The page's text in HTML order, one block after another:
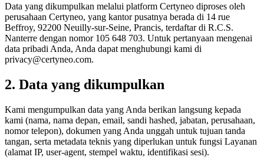
Data yang dikumpulkan melalui platform Certyneo diproses oleh
perusahaan Certyneo, yang kantor pusatnya berada di 14 rue
Beffroy, 92200 Neuilly-sur-Seine, Prancis, terdaftar di R.C.S.
Nanterre dengan nomor 105 648 703. Untuk pertanyaan mengenai
data pribadi Anda, Anda dapat menghubungi kami di
privacy@certyneo.com.
2. Data yang dikumpulkan
Kami mengumpulkan data yang Anda berikan langsung kepada
kami (nama, nama depan, email, sandi hashed, jabatan, perusahaan,
nomor telepon), dokumen yang Anda unggah untuk tujuan tanda
tangan, serta metadata teknis yang diperlukan untuk fungsi Layanan
(alamat IP, user-agent, stempel waktu, identifikasi sesi).